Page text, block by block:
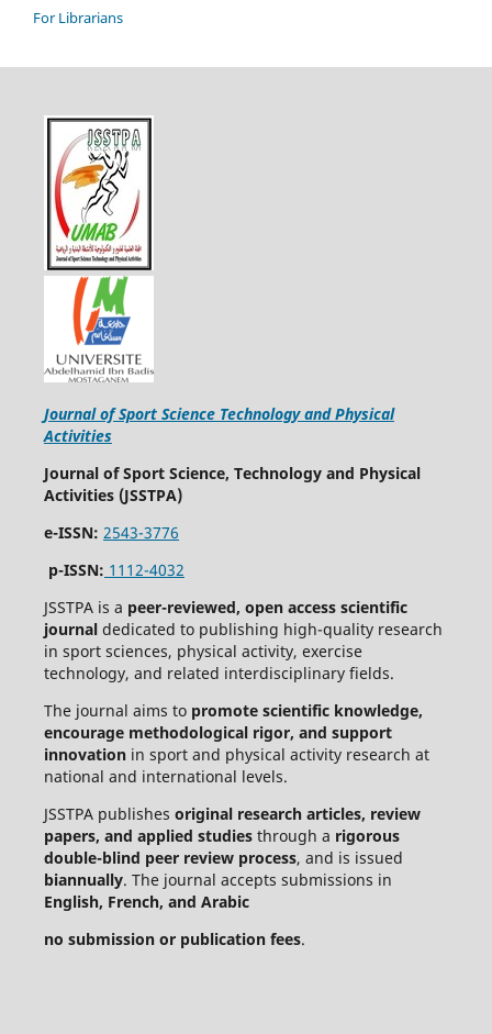
For Librarians
Journal of Sport Science Technology and Physical
Activities
Journal of Sport Science, Technology and Physical
Activities (JSSTPA)
e-ISSN: 2543-3776
p-ISSN: 1112-4032
JSSTPA is a peer-reviewed, open access scientific
journaldedicated to publishing high-quality research
in sport sciences, physical activity, exercise
technology, and related interdisciplinary fields.
The journal aims to promote scientific knowledge,
encourage methodological rigor, and support
innovationin sport and physical activity research at
national and international levels.
JSSTPA publishes original research articles, review
papers, and applied studiesthrough a rigorous
double-blind peer review process, and is issued
biannually. The journal accepts submissions in
English, French, and Arabic
no submission or publication fees.